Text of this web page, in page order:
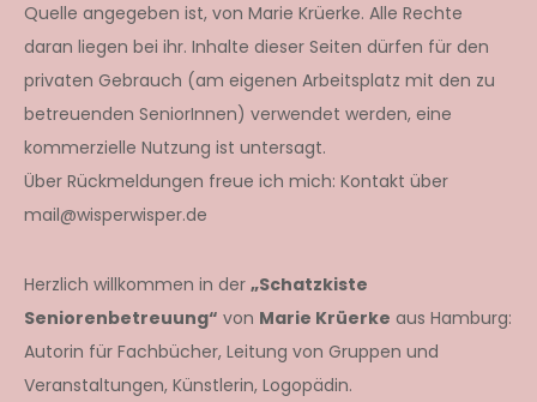
Quelle angegeben ist, von Marie Krüerke. Alle Rechte
daran liegen bei ihr. Inhalte dieser Seiten dürfen für den
privaten Gebrauch (am eigenen Arbeitsplatz mit den zu
betreuenden SeniorInnen) verwendet werden, eine
kommerzielle Nutzung ist untersagt.
Über Rückmeldungen freue ich mich: Kontakt über
mail@wisperwisper.de
Herzlich willkommen in der „Schatzkiste
Seniorenbetreuung“ von Marie Krüerke aus Hamburg:
Autorin für Fachbücher, Leitung von Gruppen und
Veranstaltungen, Künstlerin, Logopädin.